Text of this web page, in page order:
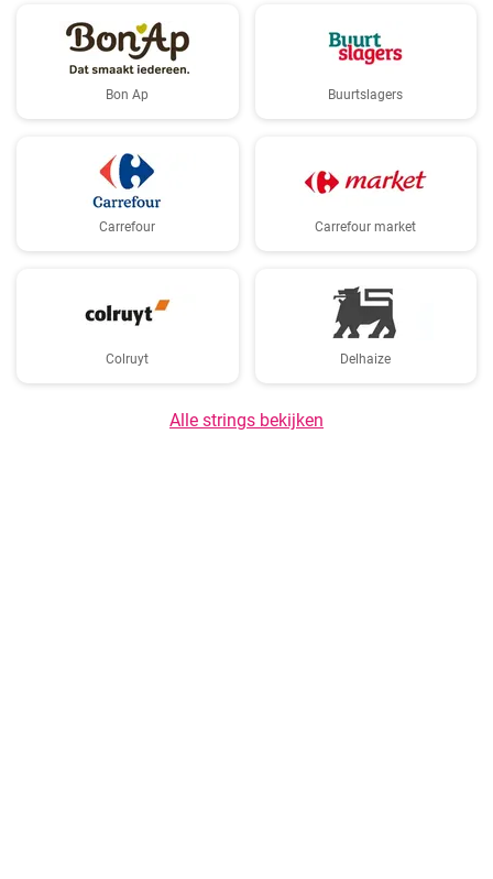
Bon Ap Buurtslagers
Carrefour Carrefour market
Colruyt Delhaize
Alle strings bekijken